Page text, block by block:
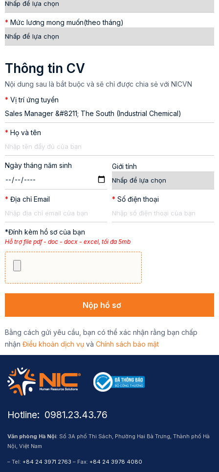
* Mức lương mong muốn(theo tháng)
Thông tin CV
Nội dung sau là bắt buộc và sẽ chỉ được chia sẻ với NICVN
* Vị trí ứng tuyển
* Họ và tên
Ngày tháng năm sinh Giới tính
* Địa chỉ Email * Số điện thoại
*Đính kèm hồ sơ của bạn
Hỗ trợ file pdf - doc - docx - excel, tối đa 5mb
Bằng cách gửi yêu cầu, bạn có thể xác nhận rằng bạn chấp
nhận Điều khoản dịch vụ và Chính sách bảo mật
Hotline: ​ 0981.23.43.76
Văn phòng Hà Nội: Số 3A phố Thi Sách, Phường Hai Bà Trưng, Thành phố Hà
Nội, Việt Nam
– Tel: +84 24 3971 2763 – Fax: +84 24 3978 4080